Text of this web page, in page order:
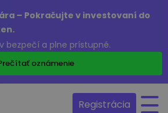
– Pokračujte v investovaní do
bezpečí a plne prístupné.
oznámenie
Registrácia